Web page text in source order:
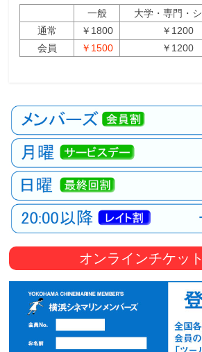
一般 大学・専門・
通常
￥1800 ￥1200
会員
￥1500 ￥1200
オンラインチケッ